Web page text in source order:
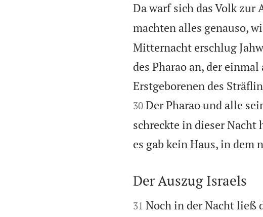
Da warf sich das Volk zur
machten alles genauso,
Mitternacht erschlug
des Pharao an, der
Erstgeborenen des
30 Der Pharao und alle
schreckte in dieser Nacht
es gab kein Haus, in dem

Der Auszug Israels

31 Noch in der Nacht ließ